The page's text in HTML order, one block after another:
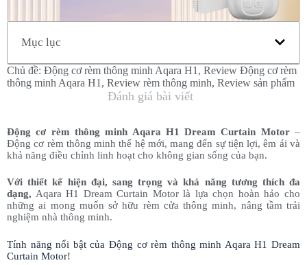
Mục lục
Chủ đề: Động cơ rèm thông minh Aqara H1 , Review Động cơ rèm
thông minh Aqara H1 , Review rèm thông minh, Review sản phẩm
Đánh giá bài viết
Động cơ rèm thông minh Aqara H1 Dream Curtain Motor–
Động cơ rèm thông minh thế hệ mới, mang đến sự tiện lợi, êm ái và
khả năng điều chỉnh linh hoạt cho không gian sống của bạn.
Với thiết kế hiện đại, sang trọng và khả năng tương thích đa
dạng, Aqara H1 Dream Curtain Motor là lựa chọn hoàn hảo cho
những ai mong muốn sở hữu rèm cửa thông minh, nâng tầm trải
nghiệm nhà thông minh.
Tính năng nổi bật của Động cơ rèm thông minh Aqara H1 Dream
Curtain Motor!